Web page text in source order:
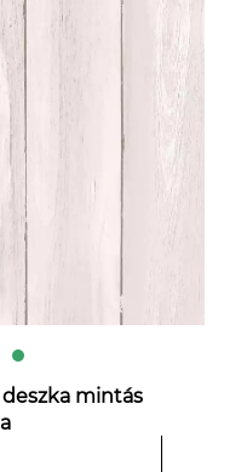
deszka mintás